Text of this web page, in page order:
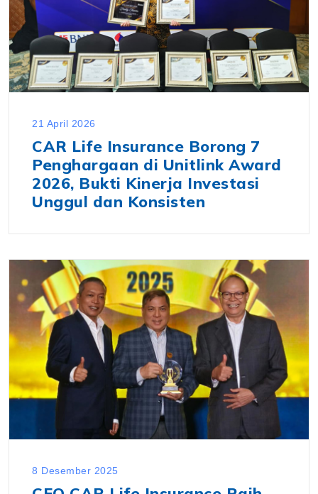
21 April 2026
CAR Life Insurance Borong 7
Penghargaan di Unitlink Award
2026, Bukti Kinerja Investasi
Unggul dan Konsisten
8 Desember 2025